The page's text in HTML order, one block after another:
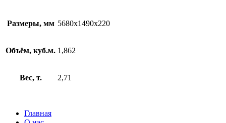
Размеры, мм 5680х1490х220
Объём, куб.м. 1,862
Вес, т. 2,71
Главная